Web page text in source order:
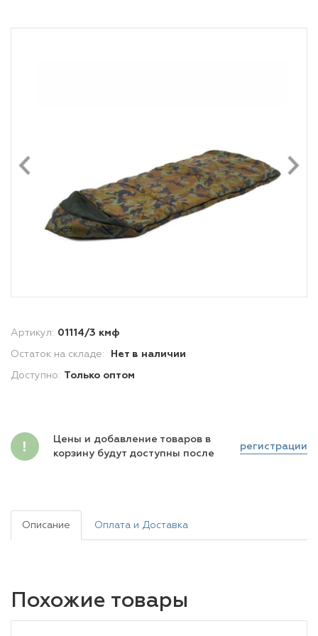
Артикул: 01114/3 кмф
Остаток на складе: Нет в наличии
Доступно: Только оптом
Цены и добавление товаров в
корзину будут доступны после
регистрации
Описание Оплата и Доставка
Похожие товары